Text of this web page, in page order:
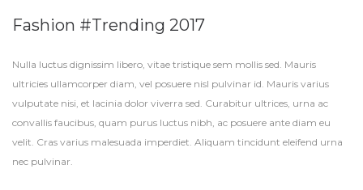
Fashion #Trending 2017
Nulla luctus dignissim libero, vitae tristique sem mollis sed. Mauris
ultricies ullamcorper diam, vel posuere nisl pulvinar id. Mauris varius
vulputate nisi, et lacinia dolor viverra sed. Curabitur ultrices, urna ac
convallis faucibus, quam purus luctus nibh, ac posuere ante diam eu
velit. Cras varius malesuada imperdiet. Aliquam tincidunt eleifend urna
nec pulvinar.